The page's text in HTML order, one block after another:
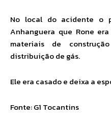
No local do acidente o
Anhanguera que Rone
materiais de
distribuição de gás.
Ele era casado e deixa a
Fonte: G1 Tocantins